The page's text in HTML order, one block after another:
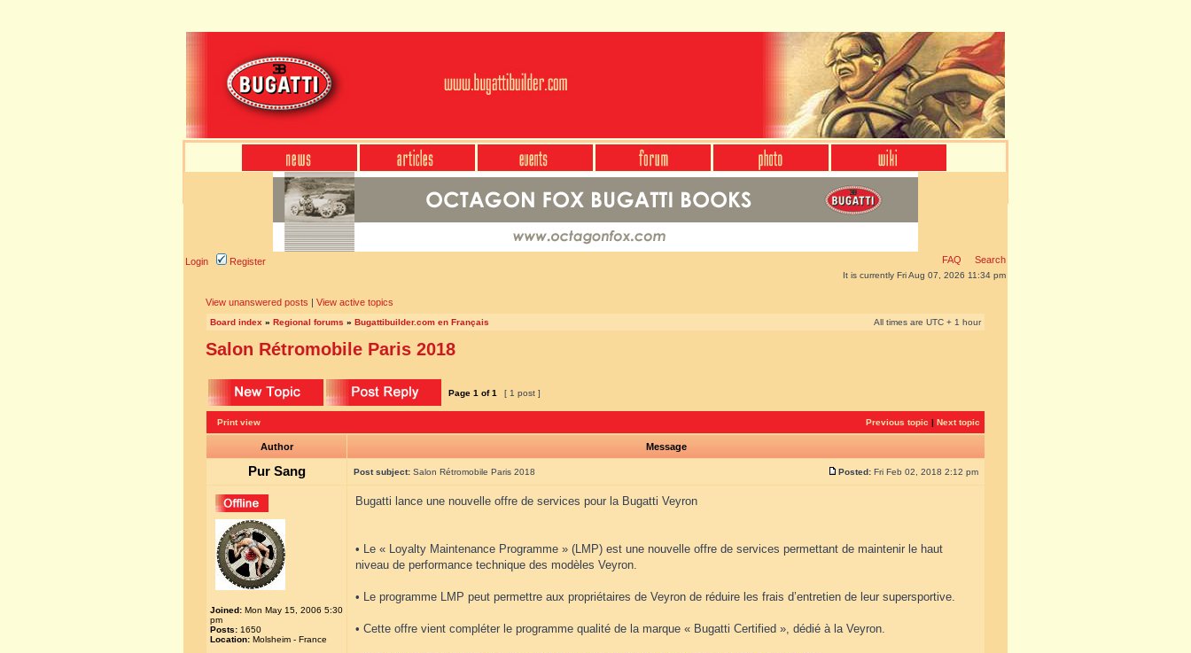
Login Register FAQ Search
It is currently Fri Aug 07, 2026 11:34 pm
View unanswered posts | View active topics
Board index » Regional forums » Bugattibuilder.com en Français All times are UTC + 1 hour
Salon Rétromobile Paris 2018
Page 1 of1 [ 1 post ]
Print view Previous topic | Next topic
Author Message
Pur Sang Post subject: Salon Rétromobile Paris 2018 Posted: Fri Feb 02, 2018 2:12 pm
Joined: Mon May 15, 2006 5:30
pm
Posts: 1650
Location: Molsheim - France
Bugatti lance une nouvelle offre de services pour la Bugatti Veyron
• Le « Loyalty Maintenance Programme » (LMP) est une nouvelle offre de services permettant de maintenir le haut
niveau de performance technique des modèles Veyron.
• Le programme LMP peut permettre aux propriétaires de Veyron de réduire les frais d’entretien de leur supersportive.
• Cette offre vient compléter le programme qualité de la marque « Bugatti Certified », dédié à la Veyron.